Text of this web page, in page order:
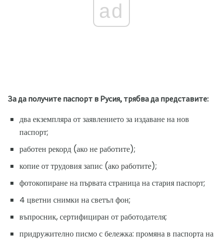
ad
За да получите паспорт в Русия, трябва да представите:
два екземпляра от заявлението за издаване на нов
паспорт;
работен рекорд (ако не работите);
копие от трудовия запис (ако работите);
фотокопиране на първата страница на стария паспорт;
4 цветни снимки на светъл фон;
въпросник, сертифициран от работодателя;
придружително писмо с бележка: промяна в паспорта на